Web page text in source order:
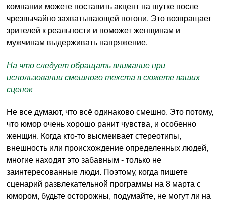
компании можете поставить акцент на шутке после
чрезвычайно захватывающей погони. Это возвращает
зрителей к реальности и поможет женщинам и
мужчинам выдерживать напряжение.
На что следует обращать внимание при
использовании смешного текста в сюжете ваших
сценок
Не все думают, что всё одинаково смешно. Это потому,
что юмор очень хорошо ранит чувства, и особенно
женщин. Когда кто-то высмеивает стереотипы,
внешность или происхождение определенных людей,
многие находят это забавным - только не
заинтересованные люди. Поэтому, когда пишете
сценарий развлекательной программы на 8 марта с
юмором, будьте осторожны, подумайте, не могут ли на